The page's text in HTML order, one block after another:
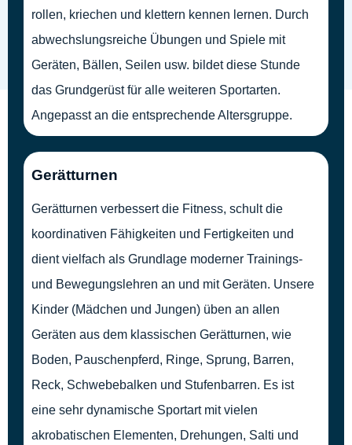
rollen, kriechen und klettern kennen lernen. Durch
abwechslungsreiche Übungen und Spiele mit
Geräten, Bällen, Seilen usw. bildet diese Stunde
das Grundgerüst für alle weiteren Sportarten.
Angepasst an die entsprechende Altersgruppe.
Gerätturnen
Gerätturnen verbessert die Fitness, schult die
koordinativen Fähigkeiten und Fertigkeiten und
dient vielfach als Grundlage moderner Trainings-
und Bewegungslehren an und mit Geräten. Unsere
Kinder (Mädchen und Jungen) üben an allen
Geräten aus dem klassischen Gerätturnen, wie
Boden, Pauschenpferd, Ringe, Sprung, Barren,
Reck, Schwebebalken und Stufenbarren. Es ist
eine sehr dynamische Sportart mit vielen
akrobatischen Elementen, Drehungen, Salti und